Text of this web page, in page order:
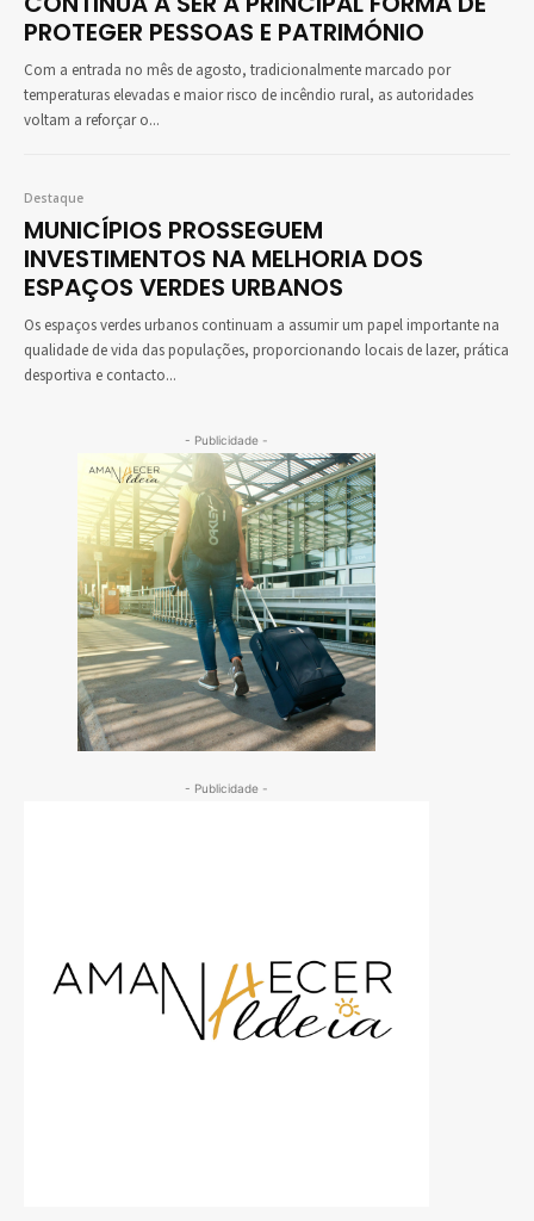
PROTEGER PESSOAS E PATRIMÓNIO
Com a entrada no mês de agosto, tradicionalmente marcado por
temperaturas elevadas e maior risco de incêndio rural, as autoridades
voltam a reforçar o...
Destaque
MUNICÍPIOS PROSSEGUEM
INVESTIMENTOS NA MELHORIA DOS
ESPAÇOS VERDES URBANOS
Os espaços verdes urbanos continuam a assumir um papel importante na
qualidade de vida das populações, proporcionando locais de lazer, prática
desportiva e contacto...
- Publicidade -
- Publicidade -